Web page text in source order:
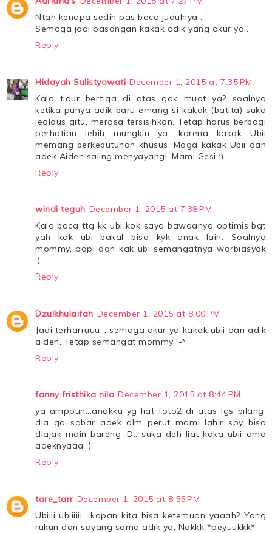
Ntah kenapa sedih pas baca judulnya .
Semoga jadi pasangan kakak adik yang akur ya..
Reply
Hidayah Sulistyowati December 1, 2015 at 7:35 PM
Kalo tidur bertiga di atas gak muat ya? soalnya
ketika punya adik baru emang si kakak (batita) suka
jealous gitu, merasa tersisihkan. Tetap harus berbagi
perhatian lebih mungkin ya, karena kakak Ubii
memang berkebutuhan khusus. Moga kakak Ubii dan
adek Aiden saling menyayangi, Mami Gesi :)
Reply
windi teguh December 1, 2015 at 7:38 PM
Kalo baca ttg kk ubi kok saya bawaanya optimis bgt
yah kak ubi bakal bisa kyk anak lain. Soalnya
mommy, papi dan kak ubi semangatnya warbiasyak
:)
Reply
Dzulkhulaifah December 1, 2015 at 8:00 PM
Jadi terharruuu... semoga akur ya kakak ubii dan adik
aiden. Tetap semangat mommy :-*
Reply
fanny fristhika nila December 1, 2015 at 8:44 PM
ya amppun...anakku yg liat foto2 di atas lgs bilang,
dia ga sabar adek dlm perut mami lahir spy bisa
diajak main bareng :D.. suka deh liat kaka ubii ama
adeknyaaa ;)
Reply
tare_tarr December 1, 2015 at 8:55 PM
Ubiiii ubiiiiii....kapan kita bisa ketemuan yaaah? Yang
rukun dan sayang sama adik ya, Nakkk *peyuukkk*